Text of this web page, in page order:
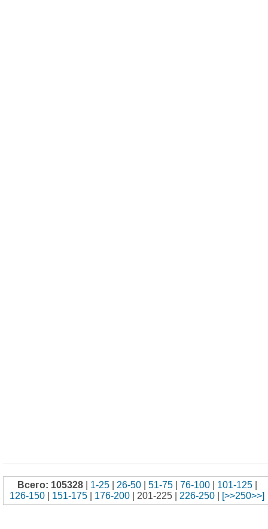
Всего: 105328| 1-25| 26-50| 51-75| 76-100| 101-125|
126-150
151-175 176-200 | 201-225 | 226-250 [>>250>>]